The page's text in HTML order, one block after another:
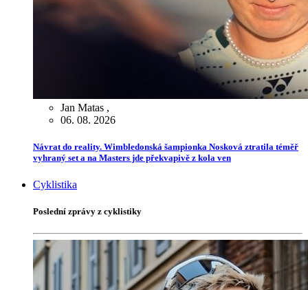
Jan Matas ,
06. 08. 2026
Návrat do reality. Wimbledonská šampionka Nosková ztratila téměř
vyhraný set a na Masters jde překvapivě z kola ven
Cyklistika
Poslední zprávy z cyklistiky